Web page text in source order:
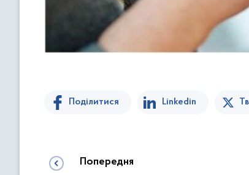
Поділитися Linkedin
Попередня